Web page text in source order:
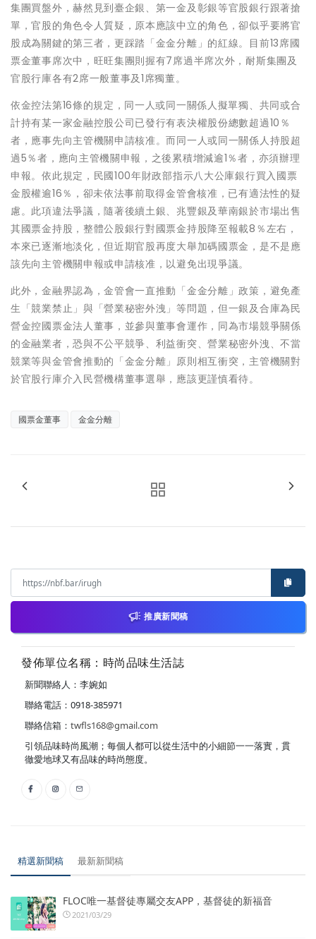
集團買盤外，赫然見到臺企銀、第一金及彰銀等官股銀行跟著搶
單，官股的角色令人質疑，原本應該中立的角色，卻似乎要將官
股成為關鍵的第三者，更踩踏「金金分離」的紅線。目前13席國
票金董事席次中，旺旺集團則握有7席過半席次外，耐斯集團及
官股行庫各有2席一般董事及1席獨董。
依金控法第16條的規定，同一人或同一關係人擬單獨、共同或合
計持有某一家金融控股公司已發行有表決權股份總數超過10％
者，應事先向主管機關申請核准。而同一人或同一關係人持股超
過5％者，應向主管機關申報，之後累積增減逾1％者，亦須辦理
申報。依此規定，民國100年財政部指示八大公庫銀行買入國票
金股權逾16％，卻未依法事前取得金管會核准，已有適法性的疑
慮。此項違法爭議，隨著後續土銀、兆豐銀及華南銀於市場出售
其國票金持股，整體公股銀行對國票金持股降至報載8％左右，
本來已逐漸地淡化，但近期官股再度大舉加碼國票金，是不是應
該先向主管機關申報或申請核准，以避免出現爭議。
此外，金融界認為，金管會一直推動「金金分離」政策，避免產
生「競業禁止」與「營業秘密外洩」等問題，但一銀及合庫為民
營金控國票金法人董事，並參與董事會運作，同為市場競爭關係
的金融業者，恐與不公平競爭、利益衝突、營業秘密外洩、不當
競業等與金管會推動的「金金分離」原則相互衝突，主管機關對
於官股行庫介入民營機構董事選舉，應該更謹慎看待。
國票金董事 金金分離
推廣新聞稿
發佈單位名稱：時尚品味生活誌
新聞聯絡人：李婉如
聯絡電話：0918-385971
聯絡信箱： twfls168@gmail.com
引領品味時尚風潮；每個人都可以從生活中的小細節一一落實，貫
徹愛地球又有品味的時尚態度。
精選新聞稿 最新新聞稿
FLOC唯一基督徒專屬交友APP，基督徒的新福音
2021/03/29